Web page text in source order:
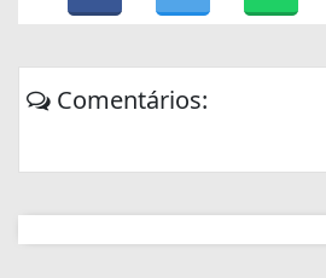
Comentários: